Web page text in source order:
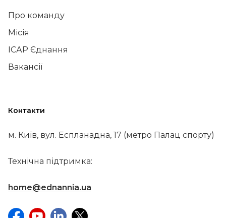
Про команду
Місія
ІСАР Єднання
Вакансії
Контакти
м. Київ, вул. Еспланадна, 17 (метро Палац спорту)
Технічна підтримка:
home@ednannia.ua